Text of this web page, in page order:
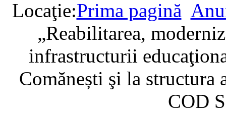
Locaţie:Prima pagină
„Reabilitarea,
infrastructurii
Comănești şi la structura
COD